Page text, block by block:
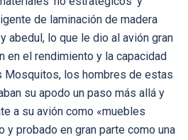
de laminación de madera
abedul, lo que le dio al avión gran
en el rendimiento y la capacidad
Mosquitos, los hombres de estas
su apodo un paso más allá y
a su avión como «muebles
y probado en gran parte como una